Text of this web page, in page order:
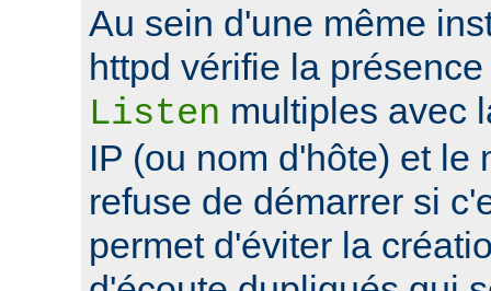
Au sein d'une même
httpd vérifie la
Listen multiples avec
IP (ou nom d'hôte) et le
refuse de démarrer si
permet d'éviter la